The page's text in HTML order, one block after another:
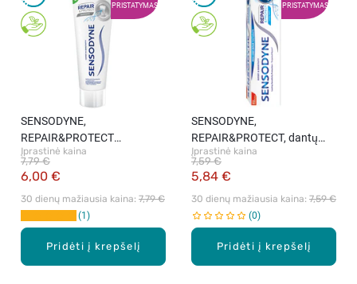
PRISTATYMAS
Pridėti į krepšelį
SENSODYNE,
REPAIR&PROTECT
WHITENING, dantų pasta, 75
ml
Įprastinė kaina
6,00 €
7,79 €
30 dienų mažiausia kaina: 7,79 €
1
PRISTATYMAS
Pridėti į krepšelį
SENSODYNE,
REPAIR&PROTECT, dantų
pasta, 75 ml
Įprastinė kaina
5,84 €
7,59 €
30 dienų mažiausia kaina: 7,59 €
0